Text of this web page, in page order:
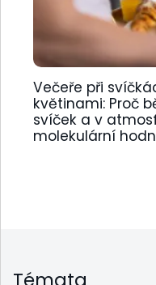
Večeře při
květinami: Proč
svíček a v
molekulární